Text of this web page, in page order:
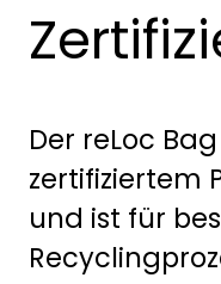
Der reLoc
zertifiziertem
und ist für